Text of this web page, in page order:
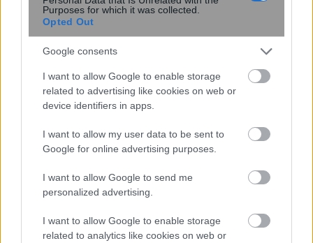
Purposes for which it was collected.
Opted Out
Google consents
I want to allow Google to enable storage
related to advertising like cookies on web or
device identifiers in apps.
I want to allow my user data to be sent to
Google for online advertising purposes.
I want to allow Google to send me
personalized advertising.
I want to allow Google to enable storage
related to analytics like cookies on web or
Miranda Kerr: Η περίεργη διατροφή
που ακολουθεί το supermodel για να
διατηρείται πάντα αδύνατη: «Τρώω